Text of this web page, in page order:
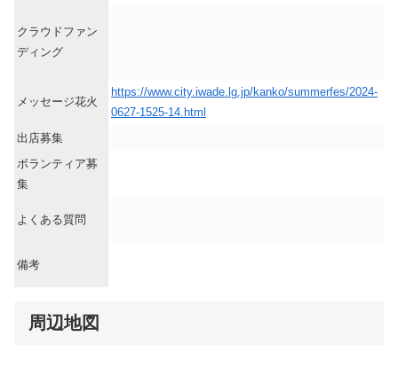
クラウドファン
ディング
メッセージ花火
https://www.city.iwade.lg.jp/kanko/summerfes/2024-
0627-1525-14.html
出店募集
ボランティア募
集
よくある質問
備考
周辺地図